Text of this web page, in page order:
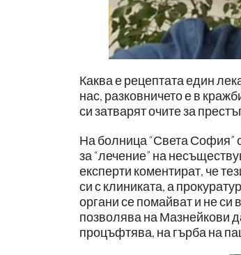
Каква е рецептата един
нас, разковничето е в
си затварят очите за
На болница “Света София”
за “лечение” на
експерти коментират, че
си с клиниката, а
органи се помайват и не си
позволява на Мазнейкови
процъфтява, на гърба на